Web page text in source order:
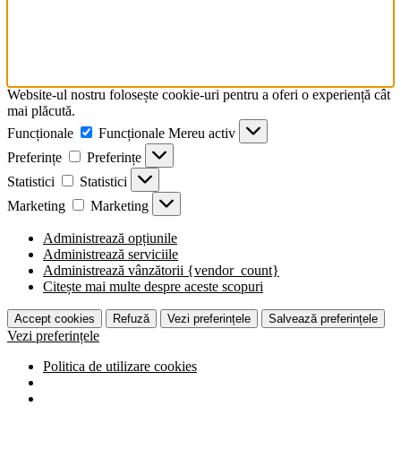
Website-ul nostru folosește cookie-uri pentru a oferi o experiență cât
mai plăcută.
Funcționale
Funcționale Mereu activ
Preferințe
Preferințe
Statistici
Statistici
Marketing
Marketing
Administrează opțiunile
Administrează serviciile
Administrează vânzătorii {vendor_count}
Citește mai multe despre aceste scopuri
Accept cookies Refuză Vezi preferințele Salvează preferințele
Vezi preferințele
Politica de utilizare cookies